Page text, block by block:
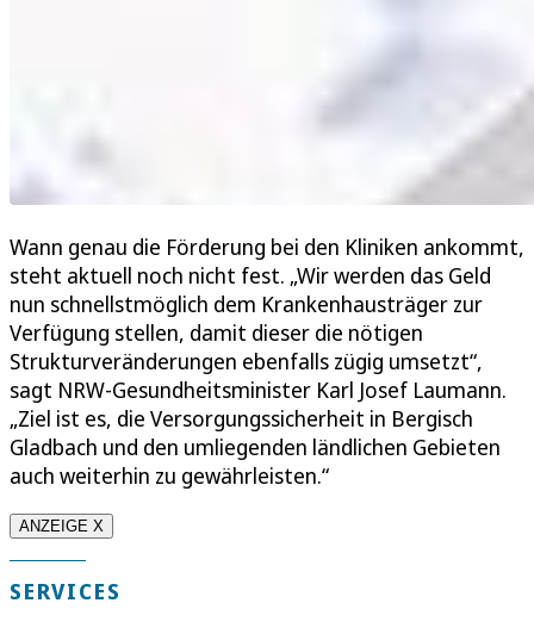
Wann genau die Förderung bei den Kliniken ankommt,
steht aktuell noch nicht fest. „Wir werden das Geld
nun schnellstmöglich dem Krankenhausträger zur
Verfügung stellen, damit dieser die nötigen
Strukturveränderungen ebenfalls zügig umsetzt“,
sagt NRW-Gesundheitsminister Karl Josef Laumann.
„Ziel ist es, die Versorgungssicherheit in Bergisch
Gladbach und den umliegenden ländlichen Gebieten
auch weiterhin zu gewährleisten.“
ANZEIGE X
SERVICES